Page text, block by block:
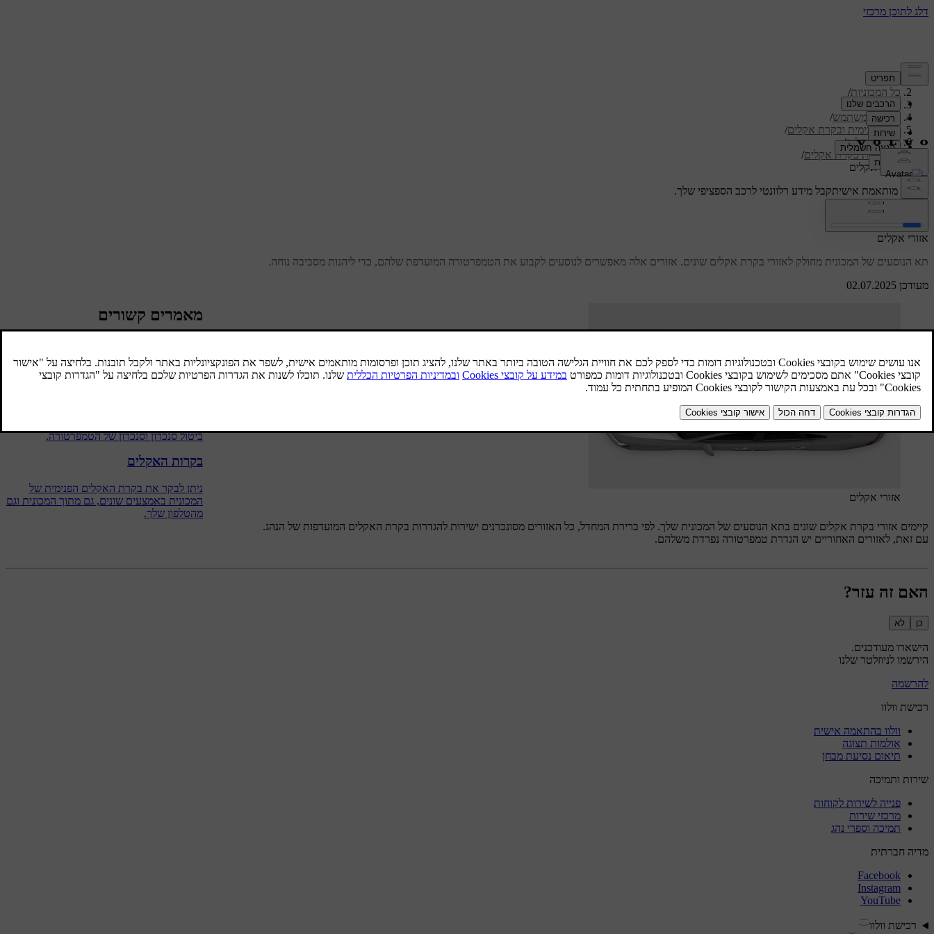
תמיכה/
כל המכוניות/
S60 2024
/
מדריך למשתמש/
נוחות פנימית ובקרת אקלים/
בקרת אקלים/
מערכת בקרת אקלים/
אזורי אקלים
תמיכה מותאמת אישיתקבל מידע רלוונטי לרכב הספציפי שלך.
מעודכן 02.07.2025
אזורי אקלים
תא הנוסעים של המכונית מחולק לאזורי בקרת אקלים שונים. אזורים אלה מאפשרים לנוסעים לקבוע את הטמפרטורה המועדפת שלהם, כדי ליהנות מסביבה נוחה.
אזורי אקלים
קיימים אזורי בקרת אקלים שונים בתא הנוסעים של המכונית שלך. לפי ברירת המחדל, כל האזורים מסונכרנים ישירות להגדרות בקרת האקלים המועדפות של הנהג.
עם זאת, לאזורים האחוריים יש הגדרת טמפרטורה נפרדת משלהם.
מאמרים קשורים
מסנכרן טמפרטורות
ביטול סנכרון וסנכרון של הטמפרטורה.
בקרות האקלים
ניתן לבקר את בקרת האקלים הפנימית של
המכונית באמצעים שונים, גם מתוך המכונית וגם
מהטלפון שלך.
האם זה עזר?
כן לא